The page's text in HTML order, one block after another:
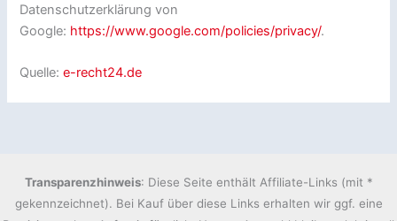
Datenschutzerklärung von
Google: https://www.google.com/policies/privacy/.
Quelle:e-recht24.de
Transparenzhinweis: Diese Seite enthält Affiliate-Links (mit *
gekennzeichnet). Bei Kauf über diese Links erhalten wir ggf. eine